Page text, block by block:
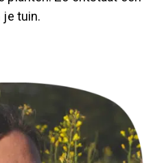
je tuin.